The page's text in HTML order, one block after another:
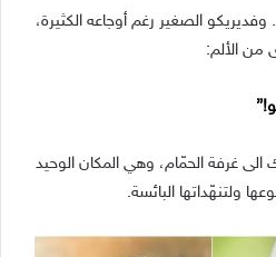
الصغير رغم أوجاعه الكثيرة،
من الألم:
الى غرفة الحمّام، وهي المكان الوحيد
ولتنهّداتها البائسة.